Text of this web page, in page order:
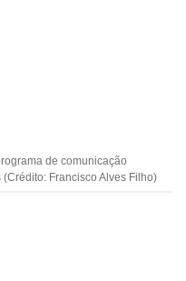
de comunicação
Francisco Alves Filho)